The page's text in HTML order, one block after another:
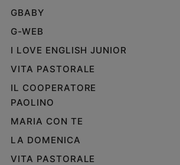
GBABY
G-WEB
I LOVE ENGLISH JUNIOR
VITA PASTORALE
IL COOPERATORE
PAOLINO
MARIA CON TE
LA DOMENICA
VITA PASTORALE